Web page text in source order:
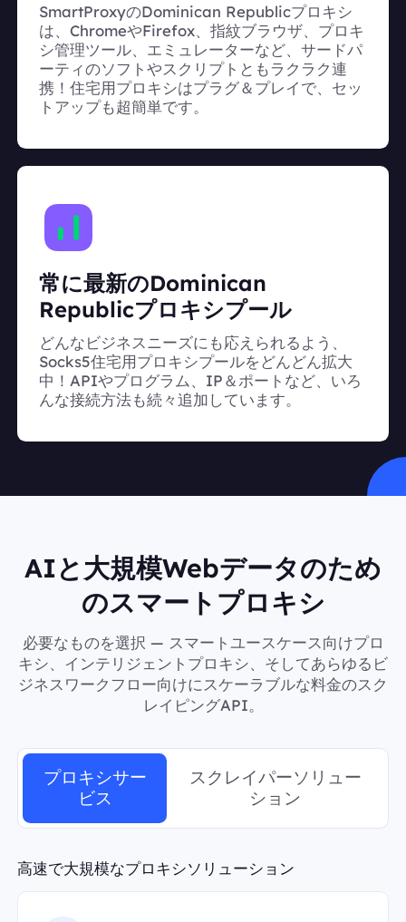
SmartProxyのDominican Republicプロキシ
は、ChromeやFirefox、指紋ブラウザ、プロキ
シ管理ツール、エミュレーターなど、サードパ
ーティのソフトやスクリプトともラクラク連
携！住宅用プロキシはプラグ＆プレイで、セッ
トアップも超簡単です。
常に最新のDominican
Republicプロキシプール
どんなビジネスニーズにも応えられるよう、
Socks5住宅用プロキシプールをどんどん拡大
中！APIやプログラム、IP＆ポートなど、いろ
んな接続方法も続々追加しています。
AIと大規模Webデータのため
のスマートプロキシ
必要なものを選択 — スマートユースケース向けプロ
キシ、インテリジェントプロキシ、そしてあらゆるビ
ジネスワークフロー向けにスケーラブルな料金のスク
レイピングAPI。
プロキシサー
ビス
スクレイパーソリュー
ション
高速で大規模なプロキシソリューション